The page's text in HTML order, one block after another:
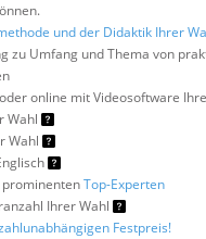
und der Didaktik Ihrer
zu Umfang und Thema von
online mit Videosoftware
Wahl
Wahl
Top-Experten
Ihrer Wahl
Festpreis!